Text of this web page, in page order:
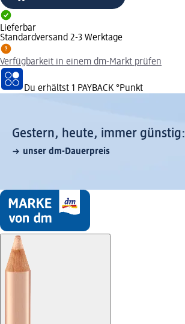
Lieferbar
Standardversand 2-3 Werktage
Verfügbarkeit in einem dm-Markt prüfen
Du erhältst 1 PAYBACK °Punkt
Gestern, heute, immer günstig:
unser dm-Dauerpreis